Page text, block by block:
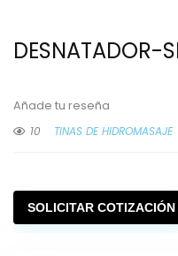
DESNATADOR-
Añade tu reseña
10
TINAS DE HIDROMASAJE
SOLICITAR COTIZACIÓN